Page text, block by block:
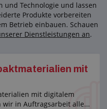
und Technologie und lassen
Produkte vorbereiten
Betrieb einbauen. Schauen
Dienstleistungen an.
mit
mit digitalem
wir in Auftragsarbeit alle...